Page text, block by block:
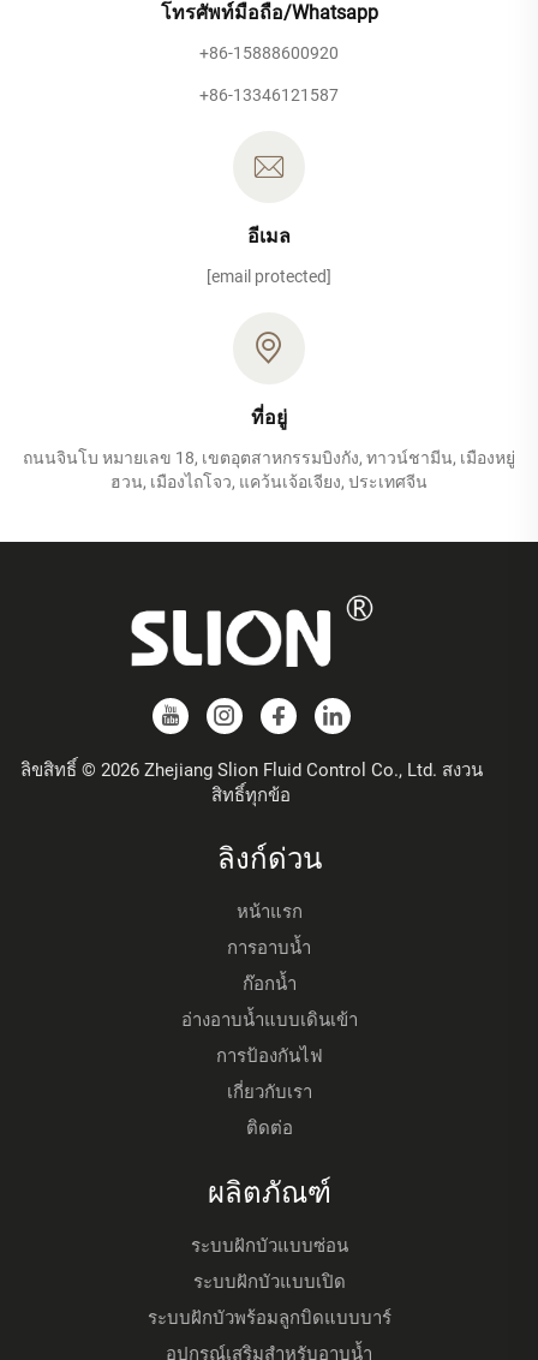
โทรศัพท์มือถือ/Whatsapp
+86-15888600920
+86-13346121587
อีเมล
[email protected]
ที่อยู่
ถนนจินโบ หมายเลข 18, เขตอุตสาหกรรมบิงกัง, ทาวน์ชามีน, เมืองหยู่
ฮวน, เมืองไถโจว, แคว้นเจ้อเจียง, ประเทศจีน
ลิขสิทธิ์ © 2026 Zhejiang Slion Fluid Control Co., Ltd. สงวน
สิทธิ์ทุกข้อ
ลิงก์ด่วน
หน้าแรก
การอาบน้ำ
ก๊อกน้ำ
อ่างอาบน้ำแบบเดินเข้า
การป้องกันไฟ
เกี่ยวกับเรา
ติดต่อ
ผลิตภัณฑ์
ระบบฝักบัวแบบซ่อน
ระบบฝักบัวแบบเปิด
ระบบฝักบัวพร้อมลูกบิดแบบบาร์
อุปกรณ์เสริมสำหรับอาบน้ำ